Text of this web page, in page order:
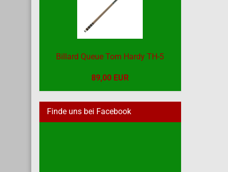
Billard Queue Tom Hardy TH-5
89,00 EUR
Finde uns bei Facebook